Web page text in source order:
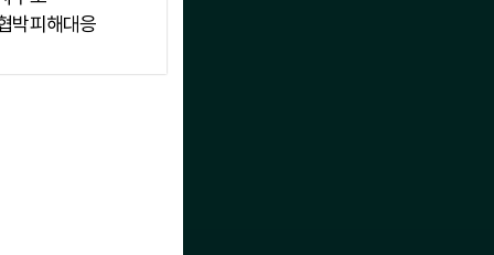
박피해대응